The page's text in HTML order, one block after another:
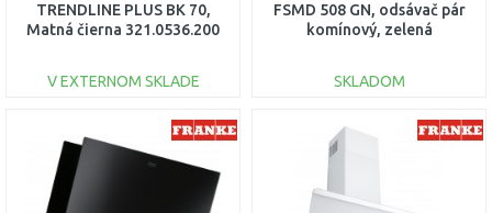
TRENDLINE PLUS BK 70,
Matná čierna 321.0536.200
V EXTERNOM SKLADE
DO KOŠÍKA
Porovnať
FSMD 508 GN, odsávač pár
komínový, zelená
SKLADOM
DO KOŠÍKA